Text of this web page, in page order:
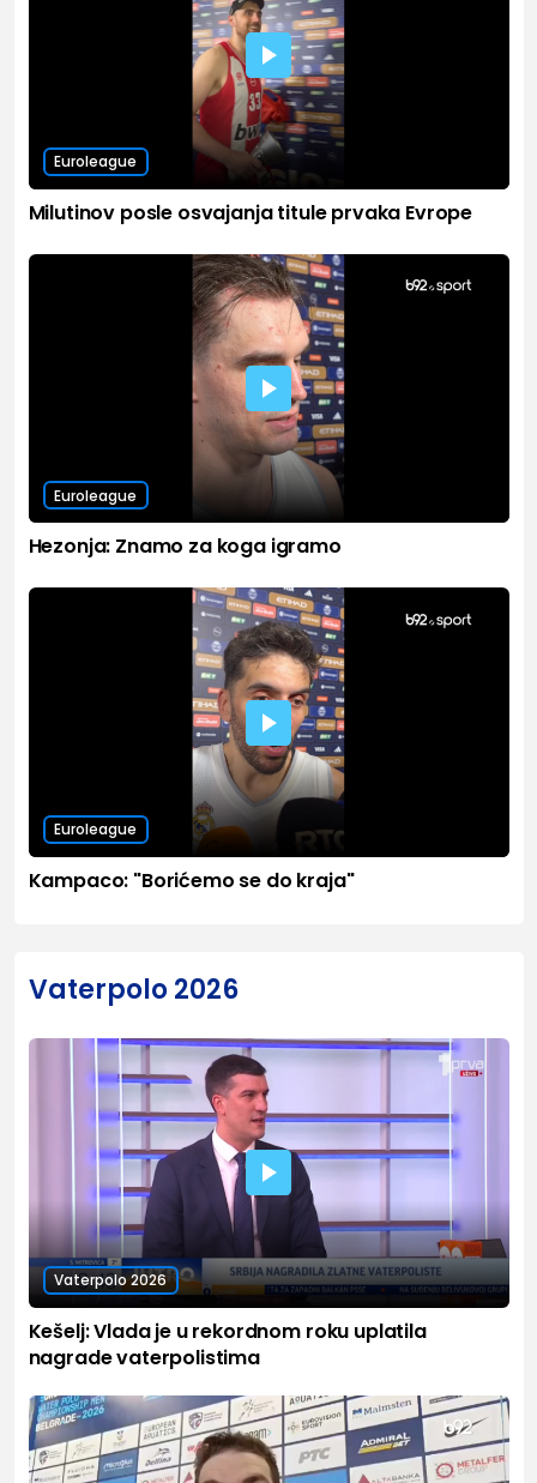
Euroleague
Milutinov posle osvajanja titule prvaka Evrope
Euroleague
Hezonja: Znamo za koga igramo
Euroleague
Kampaco: "Borićemo se do kraja"
Vaterpolo 2026
Vaterpolo 2026
Kešelj: Vlada je u rekordnom roku uplatila
nagrade vaterpolistima